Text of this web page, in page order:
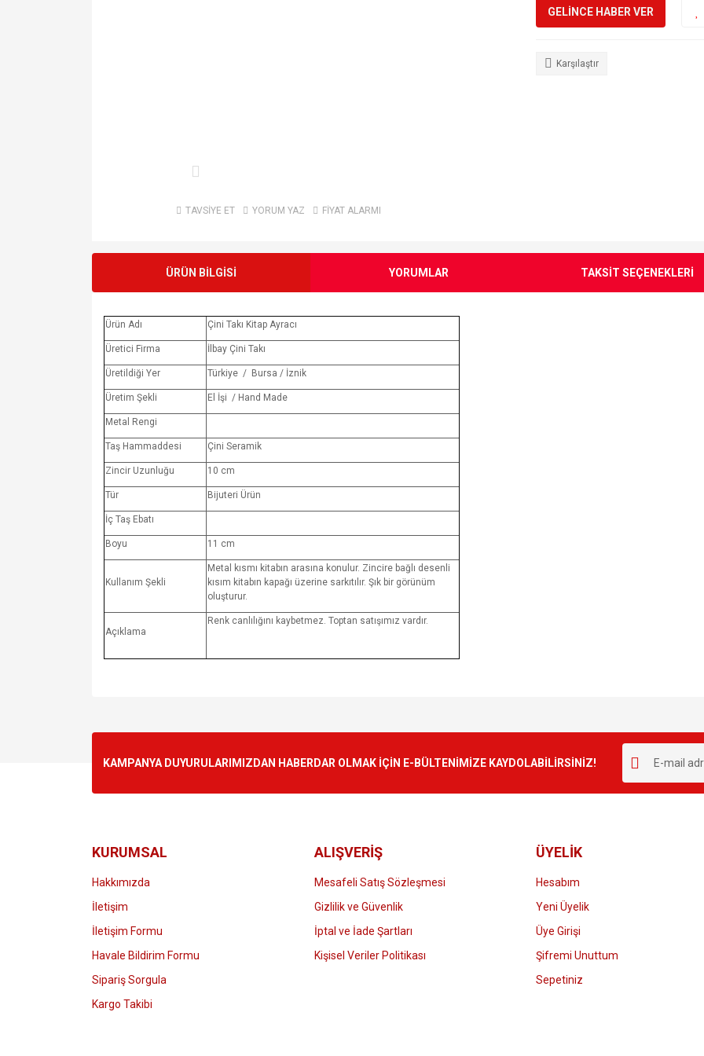
TAVSİYE ET YORUM YAZ FİYAT ALARMI
GELİNCE HABER VER
Karşılaştır
ÜRÜN BİLGİSİ YORUMLAR TAKSİT SEÇENEKLERİ
Ürün Adı Çini Takı Kitap Ayracı
Üretici Firma İlbay Çini Takı
Üretildiği Yer Türkiye / Bursa / İznik
Üretim Şekli El İşi / Hand Made
Metal Rengi
Taş Hammaddesi Çini Seramik
Zincir Uzunluğu 10 cm
Tür Bijuteri Ürün
İç Taş Ebatı
Boyu 11 cm
Kullanım Şekli
Metal kısmı kitabın arasına konulur. Zincire bağlı desenli
kısım kitabın kapağı üzerine sarkıtılır. Şık bir görünüm
oluşturur.
Açıklama
Renk canlılığını kaybetmez. Toptan satışımız vardır.
Ürün resmi kalitesiz, bozuk veya görüntülenemiyor.
Bu ürüne benzer farklı alternatifler olmalı.
Gönder
KAMPANYA DUYURULARIMIZDAN HABERDAR OLMAK İÇİN E-BÜLTENİMİZE KAYDOLABİLİRSİNİZ!
KURUMSAL
Hakkımızda
İletişim
İletişim Formu
Havale Bildirim Formu
Sipariş Sorgula
Kargo Takibi
ALIŞVERİŞ
Mesafeli Satış Sözleşmesi
Gizlilik ve Güvenlik
İptal ve İade Şartları
Kişisel Veriler Politikası
ÜYELİK
Hesabım
Yeni Üyelik
Üye Girişi
Şifremi Unuttum
Sepetiniz